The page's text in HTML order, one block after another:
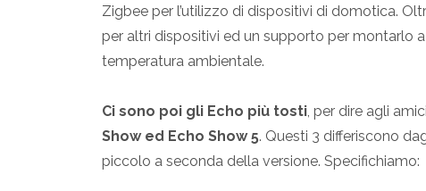
Zigbee per l’utilizzo di dispositivi di domotica.
per altri dispositivi ed un supporto per montarlo
temperatura ambientale.
Ci sono poi gli Echo più tosti , per dire agli
Show ed Echo Show 5. Questi 3 differiscono
piccolo a seconda della versione. Specifichiamo: